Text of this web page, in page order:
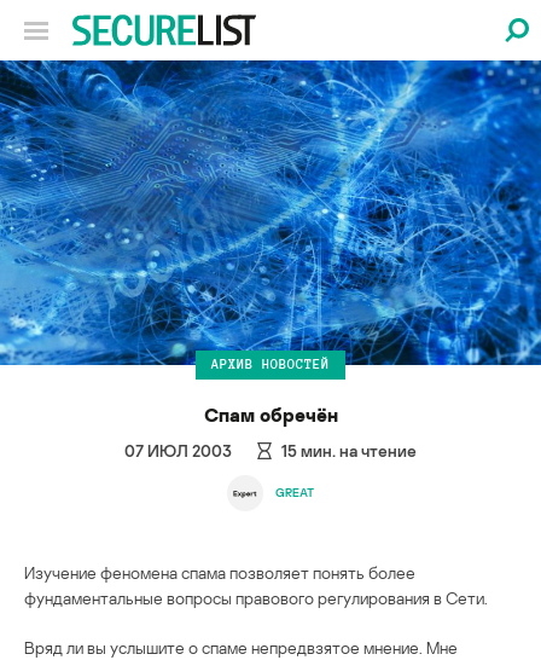
АРХИВ НОВОСТЕЙ
Спам обречён
07 ИЮЛ 2003 15мин. на чтение
GREAT
Изучение феномена спама позволяет понять более
фундаментальные вопросы правового регулирования в Сети.
Вряд ли вы услышите о спаме непредвзятое мнение. Мне